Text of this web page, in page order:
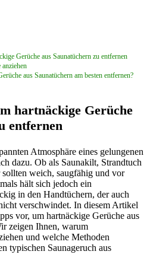
Gerüche aus Saunatüchern zu entfernen
anziehen
aus Saunatüchern am besten entfernen?
hartnäckige Gerüche
entfernen
Atmosphäre eines gelungenen
dazu. Ob als Saunakilt, Strandtuch
weich, saugfähig und vor
hält sich jedoch ein
in den Handtüchern, der auch
verschwindet. In diesem Artikel
vor, um hartnäckige Gerüche aus
zeigen Ihnen, warum
und welche Methoden
typischen Saunageruch aus